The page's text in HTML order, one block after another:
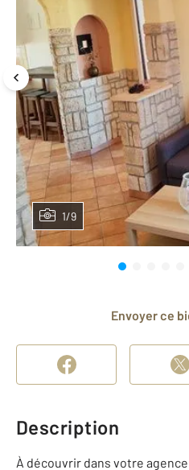
1/9
Envoyer ce
Description
À découvrir dans votre